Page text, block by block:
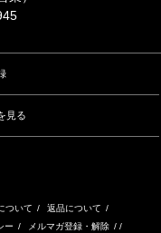
見る
ついて / 返品について /
ー / メルマガ登録・解除 / /